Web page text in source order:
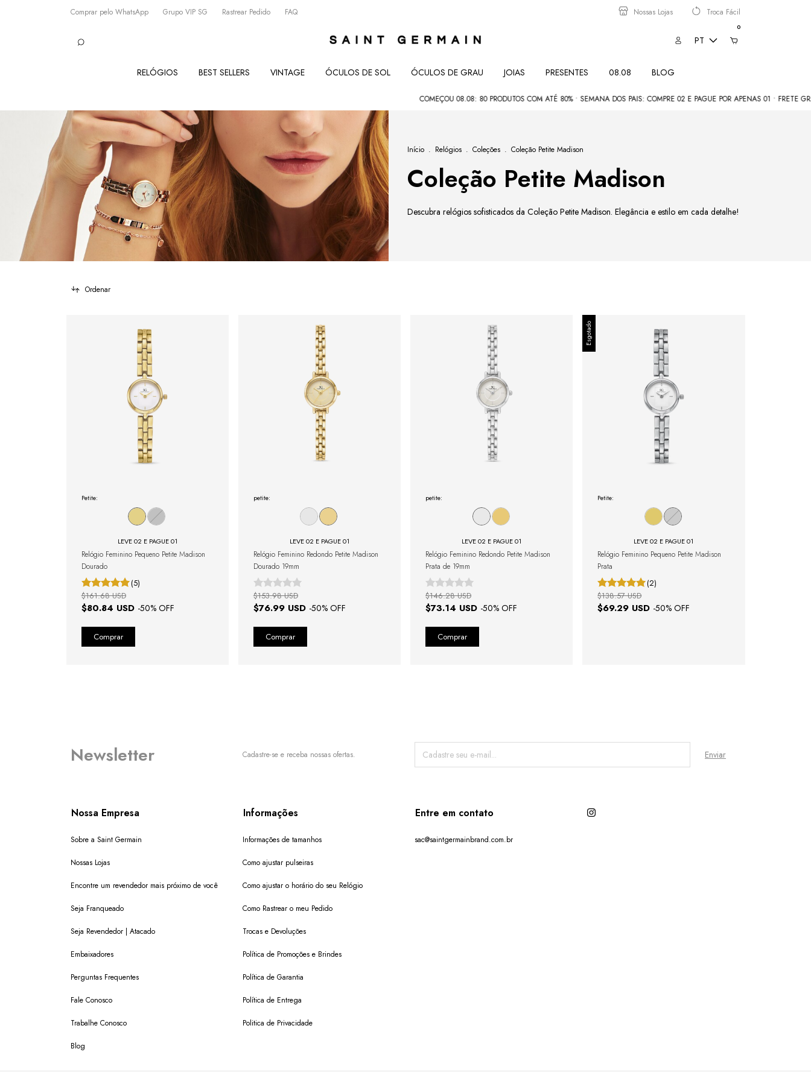
Comprar pelo WhatsApp Grupo VIP SG Rastrear Pedido FAQ Nossas Lojas Troca Fácil
PT
0
RELÓGIOS BEST SELLERS VINTAGE ÓCULOS DE SOL ÓCULOS DE GRAU JOIAS PRESENTES 08.08 BLOG
COMEÇOU 08.08: 80 PRODUTOS COM ATÉ 80% • SEMANA DOS PAIS: COMPRE 02 E PAGUE POR APENAS 01 • FRETE
Início . Relógios . Coleções . Coleção Petite Madison
Coleção Petite Madison
Descubra relógios sofisticados da Coleção Petite Madison. Elegância e estilo em cada detalhe!
Ordenar
Petite:
LEVE 02 E PAGUE 01
Relógio Feminino Pequeno Petite Madison
Dourado
(5)
$80.84 USD -50% OFF
$161.68 USD
petite:
LEVE 02 E PAGUE 01
Relógio Feminino Redondo Petite Madison
Dourado 19mm
$76.99 USD -50% OFF
$153.98 USD
petite:
LEVE 02 E PAGUE 01
Relógio Feminino Redondo Petite Madison
Prata de 19mm
$73.14 USD -50% OFF
$146.28 USD
Esgotado
Petite:
LEVE 02 E PAGUE 01
Relógio Feminino Pequeno Petite Madison
Prata
(2)
$69.29 USD -50% OFF
$138.57 USD
Newsletter Cadastre-se e receba nossas ofertas.
Nossa Empresa
Sobre a Saint Germain
Nossas Lojas
Encontre um revendedor mais próximo de você
Seja Franqueado
Seja Revendedor | Atacado
Embaixadores
Perguntas Frequentes
Fale Conosco
Trabalhe Conosco
Blog
Informações
Informações de tamanhos
Como ajustar pulseiras
Como ajustar o horário do seu Relógio
Como Rastrear o meu Pedido
Trocas e Devoluções
Política de Promoções e Brindes
Política de Garantia
Política de Entrega
Politica de Privacidade
Entre em contato
sac@saintgermainbrand.com.br